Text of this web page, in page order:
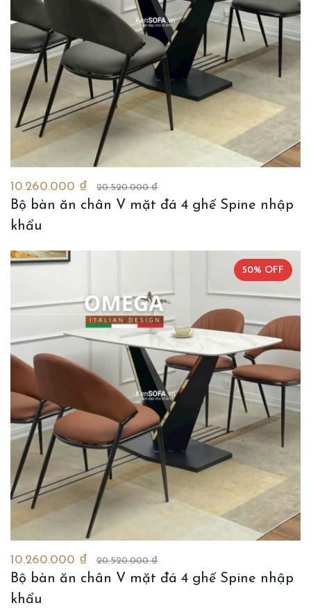
10.260.000 ₫ 20.520.000 ₫
Bộ bàn ăn chân V mặt đá 4 ghế Spine nhập
khẩu
50% OFF
10.260.000 ₫ 20.520.000 ₫
Bộ bàn ăn chân V mặt đá 4 ghế Spine nhập
khẩu